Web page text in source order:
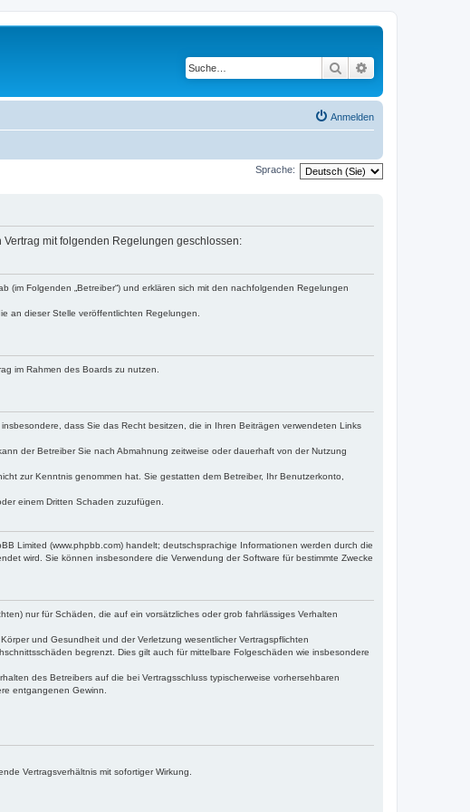
Suche
Anmelden
Sprache:
Vertrag mit folgenden Regelungen geschlossen:
(im Folgenden „Betreiber“) und erklären sich mit den nachfolgenden Regelungen
an dieser Stelle veröffentlichten Regelungen.
im Rahmen des Boards zu nutzen.
dass Sie das Recht besitzen, die in Ihren Beiträgen verwendeten Links
der Betreiber Sie nach Abmahnung zeitweise oder dauerhaft von der Nutzung
zur Kenntnis genommen hat. Sie gestatten dem Betreiber, Ihr Benutzerkonto,
einem Dritten Schaden zuzufügen.
Limited (www.phpbb.com) handelt; deutschsprachige Informationen werden durch die
wird. Sie können insbesondere die Verwendung der Software für bestimmte Zwecke
nur für Schäden, die auf ein vorsätzliches oder grob fahrlässiges Verhalten
und Gesundheit und der Verletzung wesentlicher Vertragspflichten
begrenzt. Dies gilt auch für mittelbare Folgeschäden wie insbesondere
des Betreibers auf die bei Vertragsschluss typischerweise vorhersehbaren
entgangenen Gewinn.
Vertragsverhältnis mit sofortiger Wirkung.